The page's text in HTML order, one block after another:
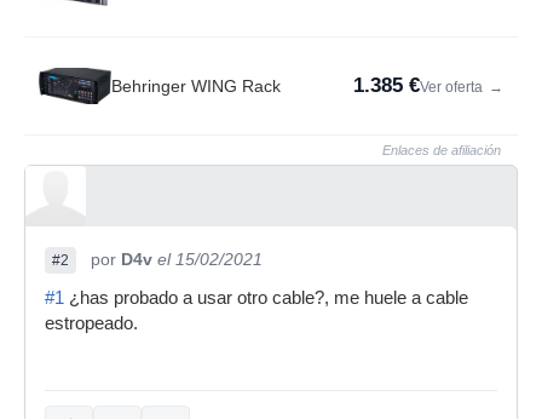
Behringer WING Rack 1.385 €Ver oferta →
Enlaces de afiliación
#2 por D4v el 15/02/2021
#1 ¿has probado a usar otro cable?, me huele a cable
estropeado.